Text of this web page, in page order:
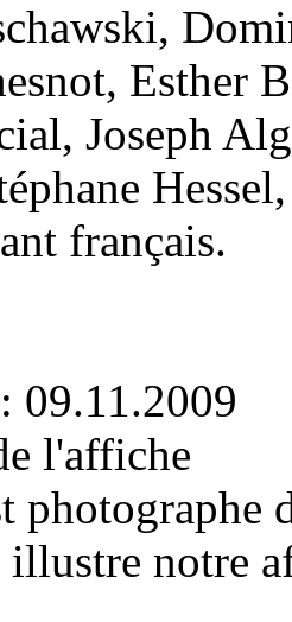
Esther
Joseph
français.
09.11.2009
l'affiche
photographe
illustre notre